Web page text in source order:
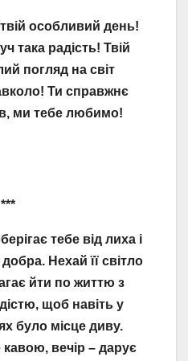
особливий день!
така радість! Твій
погляд на світ
Ти справжнє
ми тебе любимо!
***
тебе від лиха і
Нехай її світло
йти по життю з
щоб навіть у
було місце диву.
вечір – дарує